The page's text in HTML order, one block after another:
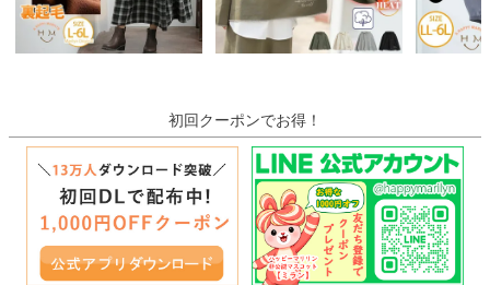
初回クーポンでお得！